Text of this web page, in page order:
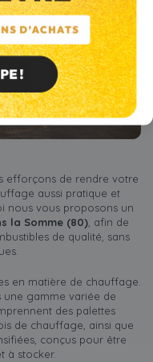
efforçons de rendre votre
aussi pratique et
nous vous proposons un
la Somme (80), afin de
de qualité, sans
en matière de chauffage.
gamme variée de
des palettes
de chauffage, ainsi que
conçus pour être
à stocker.